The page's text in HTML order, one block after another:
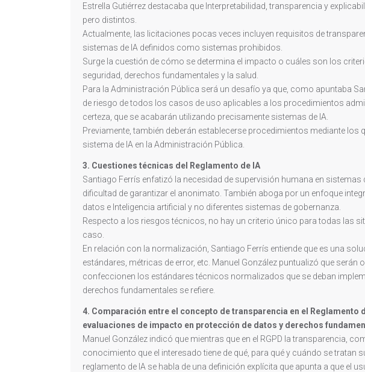
Estrella Gutiérrez destacaba que Interpretabilidad, transparencia y
pero distintos.
Actualmente, las licitaciones pocas veces incluyen requisitos de
sistemas de IA definidos como sistemas prohibidos.
Surge la cuestión de cómo se determina el impacto o cuáles son los
seguridad, derechos fundamentales y la salud.
Para la Administración Pública será un desafío ya que, como apuntaba
de riesgo de todos los casos de uso aplicables a los procedimientos
certeza, que se acabarán utilizando precisamente sistemas de IA.
Previamente, también deberán establecerse procedimientos mediante los
sistema de IA en la Administración Pública.
3. Cuestiones técnicas del Reglamento de IA
Santiago Ferrís enfatizó la necesidad de supervisión humana en
dificultad de garantizar el anonimato. También aboga por un enfoque
datos e Inteligencia artificial y no diferentes sistemas de gobernanza.
Respecto a los riesgos técnicos, no hay un criterio único para todas las
caso.
En relación con la normalización, Santiago Ferrís entiende que es una
estándares, métricas de error, etc. Manuel González puntualizó que
confeccionen los estándares técnicos normalizados que se deban
derechos fundamentales se refiere.
4. Comparación entre el concepto de transparencia en el Reglamento
evaluaciones de impacto en protección de datos y derechos
Manuel González indicó que mientras que en el RGPD la transparencia,
conocimiento que el interesado tiene de qué, para qué y cuándo se tratan
reglamento de IA se habla de una definición explícita que apunta a que el